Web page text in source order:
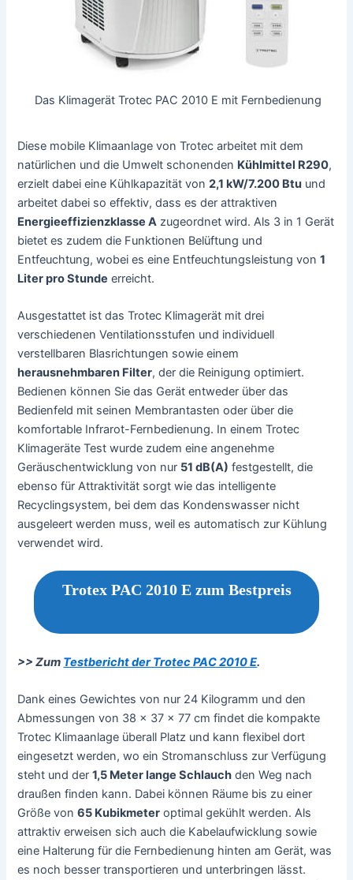
Das Klimagerät Trotec PAC 2010 E mit Fernbedienung
Diese mobile Klimaanlage von Trotec arbeitet mit dem
natürlichen und die Umwelt schonenden Kühlmittel R290,
erzielt dabei eine Kühlkapazität von2,1 kW/7.200 Btu und
arbeitet dabei so effektiv, dass es der attraktiven
Energieeffizienzklasse A zugeordnet wird. Als 3 in 1 Gerät
bietet es zudem die Funktionen Belüftung und
Entfeuchtung, wobei es eine Entfeuchtungsleistung von1
Liter pro Stunde erreicht.
Ausgestattet ist das Trotec Klimagerät mit drei
verschiedenen Ventilationsstufen und individuell
verstellbaren Blasrichtungen sowie einem
herausnehmbaren Filter, der die Reinigung optimiert.
Bedienen können Sie das Gerät entweder über das
Bedienfeld mit seinen Membrantasten oder über die
komfortable Infrarot-Fernbedienung. In einem Trotec
Klimageräte Test wurde zudem eine angenehme
Geräuschentwicklung von nur 51 dB(A) festgestellt, die
ebenso für Attraktivität sorgt wie das intelligente
Recyclingsystem, bei dem das Kondenswasser nicht
ausgeleert werden muss, weil es automatisch zur Kühlung
verwendet wird.
Trotex PAC 2010 E zum Bestpreis
>> Zum Testbericht der Trotec PAC 2010 E.
Dank eines Gewichtes von nur 24 Kilogramm und den
Abmessungen von 38 x 37 x 77 cm findet die kompakte
Trotec Klimaanlage überall Platz und kann flexibel dort
eingesetzt werden, wo ein Stromanschluss zur Verfügung
steht und der1,5 Meter lange Schlauch den Weg nach
draußen finden kann. Dabei können Räume bis zu einer
Größe von65 Kubikmeter optimal gekühlt werden. Als
attraktiv erweisen sich auch die Kabelaufwicklung sowie
eine Halterung für die Fernbedienung hinten am Gerät, was
es noch besser transportieren und unterbringen lässt.